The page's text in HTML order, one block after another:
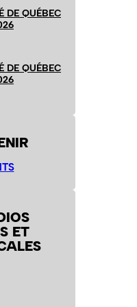
DE QUÉBEC
DE QUÉBEC
ET